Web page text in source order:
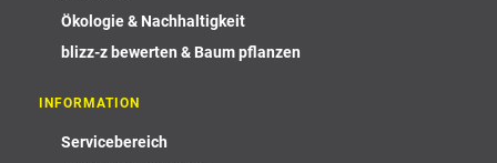
Ökologie & Nachhaltigkeit
blizz-z bewerten & Baum pflanzen
INFORMATION
Servicebereich